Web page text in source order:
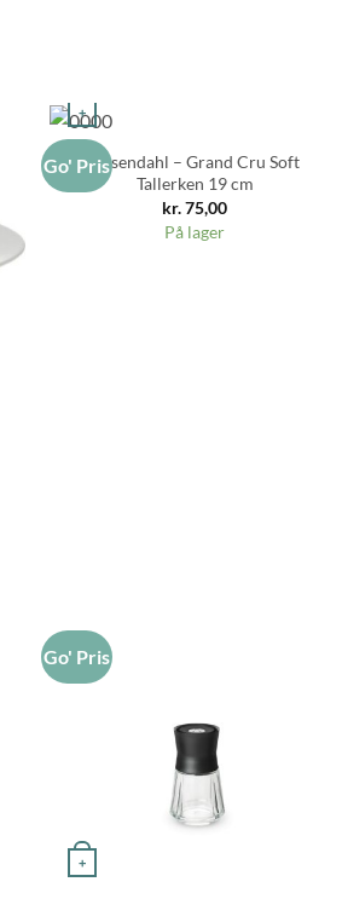
Go' Pris
+
Rosendahl – Grand Cru Soft
Tallerken 19 cm
kr.75,00
På lager
Go' Pris
+